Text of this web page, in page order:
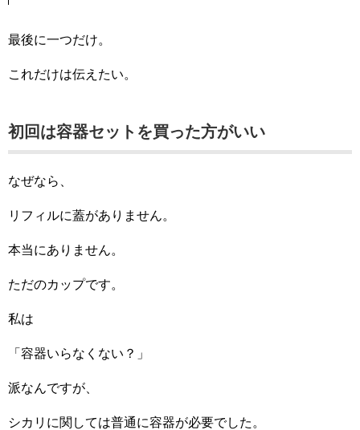
最後に一つだけ。
これだけは伝えたい。
初回は容器セットを買った方がいい
なぜなら、
リフィルに蓋がありません。
本当にありません。
ただのカップです。
私は
「容器いらなくない？」
派なんですが、
シカリに関しては普通に容器が必要でした。